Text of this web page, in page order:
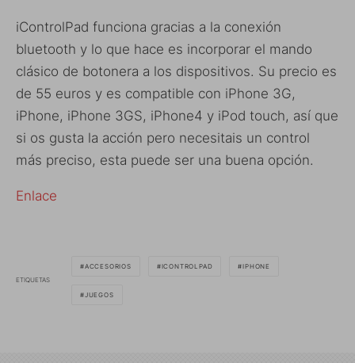
iControlPad funciona gracias a la conexión
bluetooth y lo que hace es incorporar el mando
clásico de botonera a los dispositivos. Su precio es
de 55 euros y es compatible con iPhone 3G,
iPhone, iPhone 3GS, iPhone4 y iPod touch, así que
si os gusta la acción pero necesitais un control
más preciso, esta puede ser una buena opción.
Enlace
ETIQUETAS
ACCESORIOS ICONTROLPAD IPHONE
JUEGOS